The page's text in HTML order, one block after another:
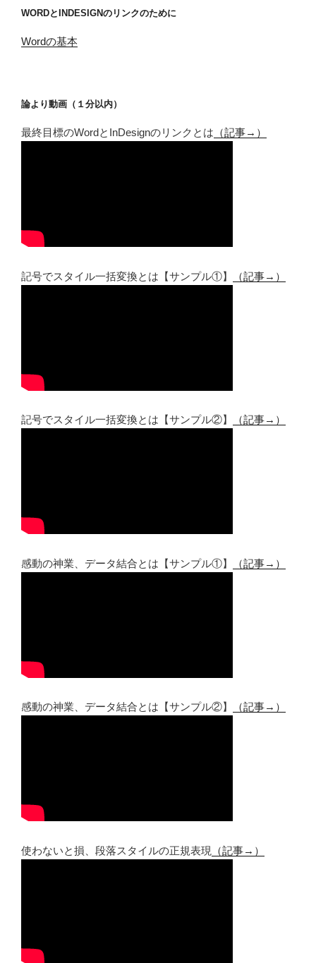
WORDとINDESIGNのリンクのために
Wordの基本
論より動画（１分以内）
最終目標のWordとInDesignのリンクとは （記事→）
記号でスタイル一括変換とは【サンプル①】 （記事→）
記号でスタイル一括変換とは【サンプル②】 （記事→）
感動の神業、データ結合とは【サンプル①】 （記事→）
感動の神業、データ結合とは【サンプル②】 （記事→）
使わないと損、段落スタイルの正規表現 （記事→）